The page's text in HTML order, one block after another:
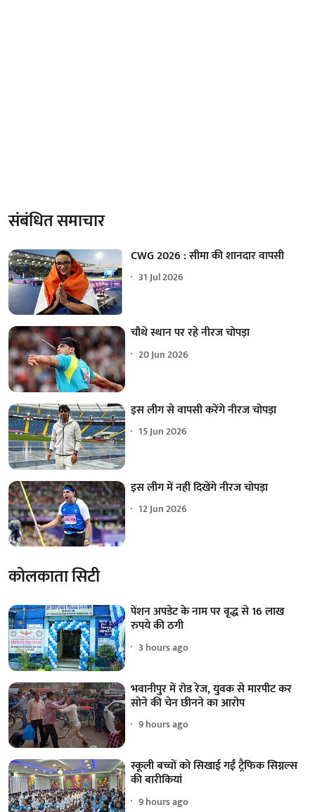
संबंधित समाचार
CWG 2026 : सीमा की शानदार वापसी
31 Jul 2026
चौथे स्थान पर रहे नीरज चोपड़ा
20 Jun 2026
इस लीग से वापसी करेंगे नीरज चोपड़ा
15 Jun 2026
इस लीग में नहीं दिखेंगे नीरज चोपड़ा
12 Jun 2026
कोलकाता सिटी
पेंशन अपडेट के नाम पर वृद्ध से 16 लाख
रुपये की ठगी
3 hours ago
भवानीपुर में रोड रेज, युवक से मारपीट कर
सोने की चेन छीनने का आरोप
9 hours ago
स्कूली बच्चों को सिखाई गईं ट्रैफिक सिग्नल्स
की बारीकियां
9 hours ago